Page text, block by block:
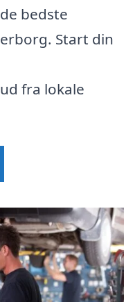
bedste
Start din
fra lokale